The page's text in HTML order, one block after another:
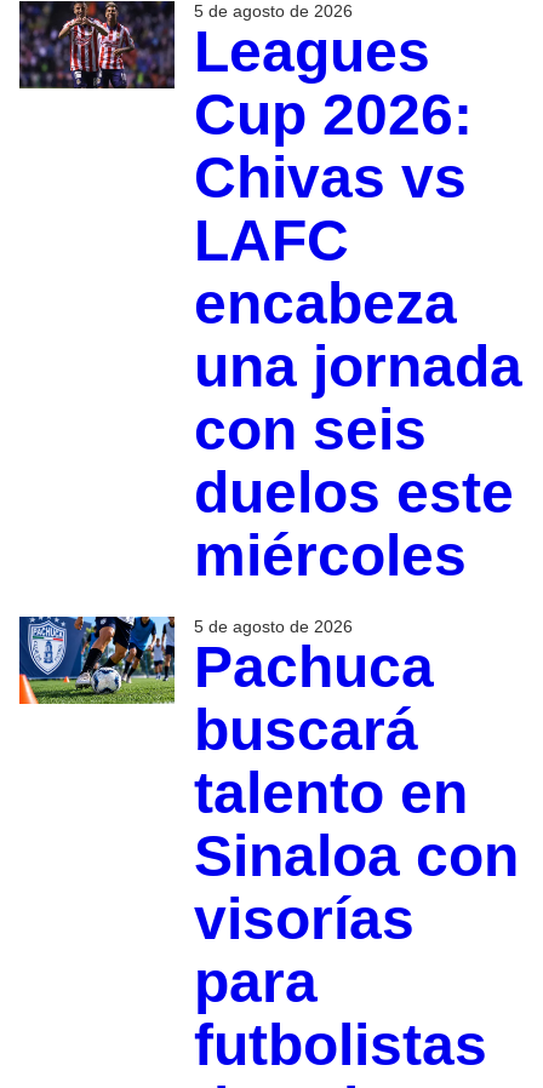
5 de agosto de 2026
Leagues
Cup 2026:
Chivas vs
LAFC
encabeza
una jornada
con seis
duelos este
miércoles
5 de agosto de 2026
Pachuca
buscará
talento en
Sinaloa con
visorías
para
futbolistas